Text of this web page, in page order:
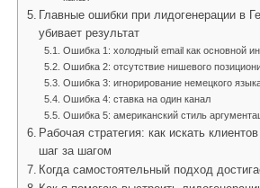
Главные ошибки при лидогенерации в
убивает результат
Ошибка 1: холодный email как основной
Ошибка 2: отсутствие нишевого
Ошибка 3: игнорирование немецкого
Ошибка 4: ставка на один канал
Ошибка 5: американский стиль
Рабочая стратегия: как искать
шаг за шагом
Когда самостоятельный подход